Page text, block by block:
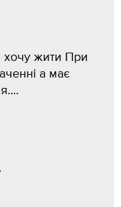
хочу жити При
а має